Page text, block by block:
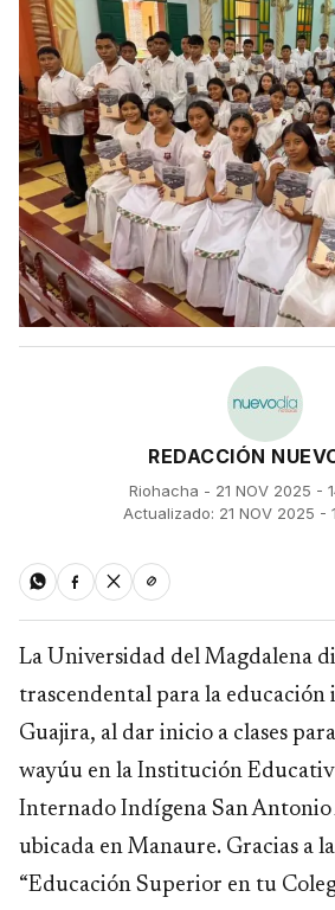
REDACCIÓN
Riohacha - 21 NOV 2025 -
Actualizado: 21 NOV 2025 -
La Universidad del Magdalena
trascendental para la educación
Guajira, al dar inicio a clases
wayúu en la Institución
Internado Indígena San Antonio
ubicada en Manaure. Gracias a
“Educación Superior en tu